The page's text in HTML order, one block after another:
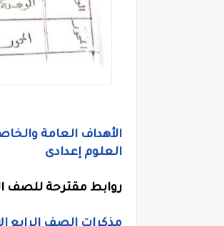
العلوم إعدادى
روابط مقترحة للصف